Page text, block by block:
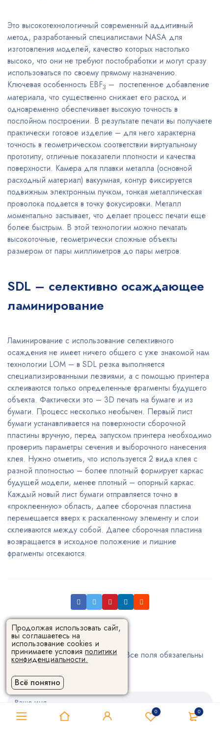
0 0
Это высокотехнологичный современный аддитивный
метод, разработанный специалистами NASA для
изготовления моделей, качество которых настолько
высоко, что они не требуют постобработки и могут сразу
использоваться по своему прямому назначению.
Ключевая особенность EBF3 – постепенное добавление
материала, что существенно снижает его расход и
одновременно обеспечивает высокую точность в
послойном построении. В результате печати вы получаете
практически готовое изделие – для него характерна
точность в геометрическом соответствии виртуальному
прототипу, отличные показатели плотности и качества
поверхности. Камера для плавки металла (основной
расходный материал) вакуумная, контур фиксируется
подвижным электронным пучком, тонкая металлическая
проволока подается в точку фокусировки. Металл
моментально застывает, что делает процесс печати еще
более быстрым. В этой технологии можно печатать
высокоточные, геометрически сложные объекты
размером от пары миллиметров до пары метров.
SDL – селективно осаждающее
ламинирование
Ламинирование с использование селективного
осаждения не имеет ничего общего с уже знакомой нам
технологии LOM – в SDL резка выполняется
специализированными лезвиями, а с помощью принтера
склеиваются только определенные фрагменты будущего
объекта. Фактически это – 3D печать на бумаге и из
бумаги. Процесс несколько необычен. Первый лист
бумаги устанавливается на поверхности сборочной
пластины вручную, перед запуском принтера необходимо
проверить параметры сечения и выборочного нанесения
клея. Нужно отметить, что используется 2 вида клея с
разной плотностью – более плотный формирует каркас
будущей модели, менее плотный – опорный каркас.
Каждый новый лист бумаги отправляется точно в
«проклеенную» область, далее сборочная пластина
перемещается вверх к раскаленному элементу и слои
склеиваются между собой. Далее сборочная пластина
возвращается в исходное положение и лишние
фрагменты отсекаются.
Оставить комментаий
Ваш email не будет опубликован. Все поля обязательны
Продолжая использовать сайт,
вы соглашаетесь на
использование cookies и
принимаете условияполитики
конфиденциальности.
Всё понятно